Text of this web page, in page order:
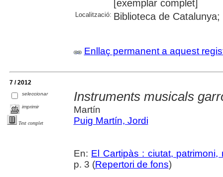
[exemplar complet]
Localització: Biblioteca de
Enllaç permanent a aquest
7 / 2012
seleccionar
imprimir
Text complet
Instruments musicals
Martín
Puig Martín, Jordi
En: El Cartipàs : ciutat, patrimoni,
p. 3 (Repertori de fons)